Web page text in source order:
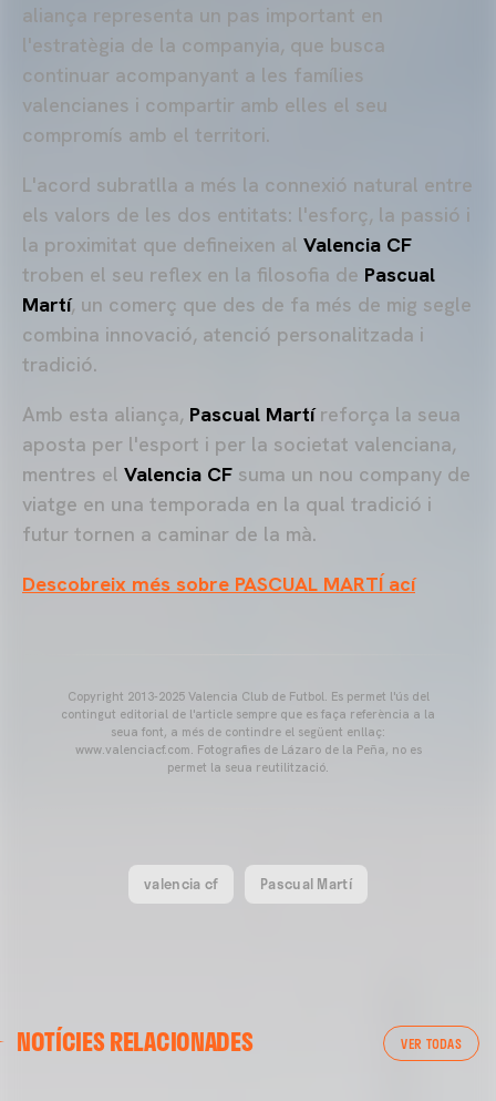
aliança representa un pas important en
l'estratègia de la companyia, que busca
continuar acompanyant a les famílies
valencianes i compartir amb elles el seu
compromís amb el territori.
L'acord subratlla a més la connexió natural entre
els valors de les dos entitats: l'esforç, la passió i
la proximitat que defineixen al Valencia CF
troben el seu reflex en la filosofia de Pascual
Martí, un comerç que des de fa més de mig segle
combina innovació, atenció personalitzada i
tradició.
Amb esta aliança, Pascual Martíreforça la seua
aposta per l'esport i per la societat valenciana,
mentres el Valencia CF suma un nou company de
viatge en una temporada en la qual tradició i
futur tornen a caminar de la mà.
Descobreix més sobre PASCUAL MARTÍ ací
Copyright 2013-2025 Valencia Club de Futbol. Es permet l'ús del
contingut editorial de l'article sempre que es faça referència a la
seua font, a més de contindre el següent enllaç:
www.valenciacf.com. Fotografies de Lázaro de la Peña, no es
permet la seua reutilització.
valencia cf Pascual Martí
NOTÍCIES RELACIONADES VER TODAS